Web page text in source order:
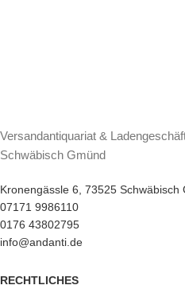
Versandantiquariat &
Schwäbisch Gmünd
Kronengässle 6, 73525 Schwäbisch
07171 9986110
0176 43802795
info@andanti.de
RECHTLICHES